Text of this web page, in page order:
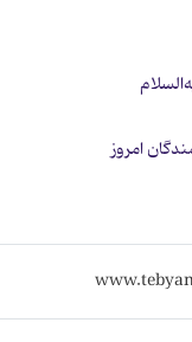
امروز